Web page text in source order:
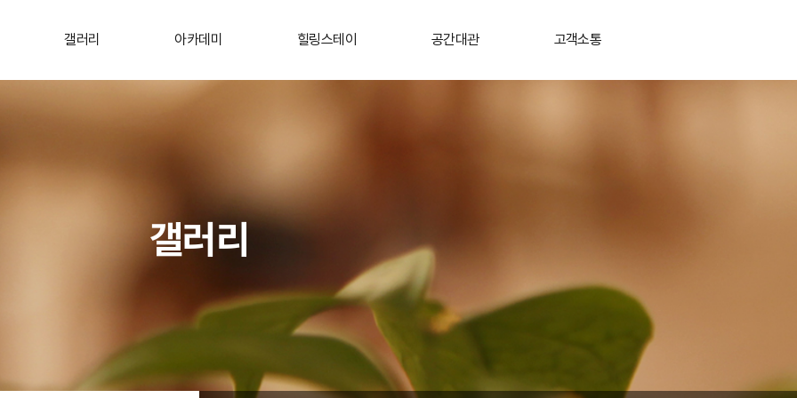
갤러리 아카데미 힐링스테이 공간대관 고객소통
갤러리